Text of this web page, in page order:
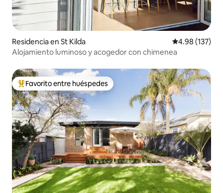
Residencia en St Kilda Calificación
4.98 (137)
Alojamiento luminoso y acogedor con chimenea
De los mejores en Favorito entre huéspedes
Favorito entre huéspedes